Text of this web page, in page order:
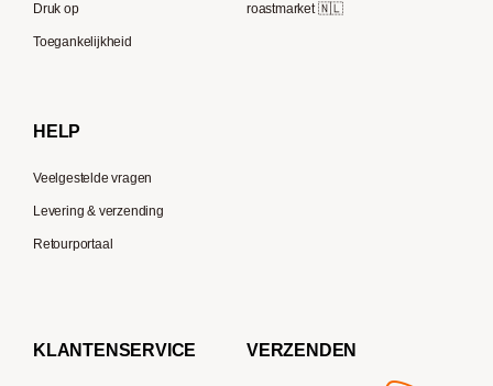
Supremo
Moccamaster
Druk op
Toegankelijkheid
roastmarket 🇳🇱
HELP
Veelgestelde vragen
Levering & verzending
Retourportaal
KLANTENSERVICE VERZENDEN